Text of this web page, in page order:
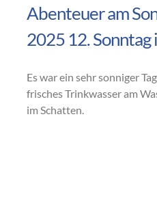
Abenteuer am
2025 12. Sonntag
Es war ein sehr sonniger
frisches Trinkwasser am
im Schatten.